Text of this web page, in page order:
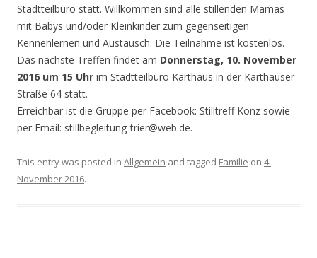
Stadtteilbüro statt. Willkommen sind alle stillenden Mamas
mit Babys und/oder Kleinkinder zum gegenseitigen
Kennenlernen und Austausch. Die Teilnahme ist kostenlos.
Das nächste Treffen findet am Donnerstag, 10. November
2016 um 15 Uhr im Stadtteilbüro Karthaus in der Karthäuser
Straße 64 statt.
Erreichbar ist die Gruppe per Facebook: Stilltreff Konz sowie
per Email: stillbegleitung-trier@web.de.
This entry was posted in Allgemein and tagged Familie on 4.
November 2016.